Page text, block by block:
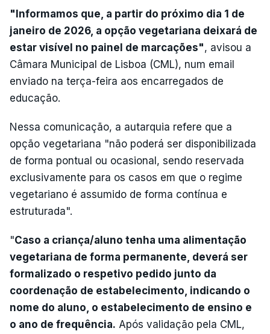
"Informamos que, a partir do próximo dia 1 de
janeiro de 2026, a opção vegetariana deixará de
estar visível no painel de marcações", avisou a
Câmara Municipal de Lisboa (CML), num email
enviado na terça-feira aos encarregados de
educação.
Nessa comunicação, a autarquia refere que a
opção vegetariana "não poderá ser disponibilizada
de forma pontual ou ocasional, sendo reservada
exclusivamente para os casos em que o regime
vegetariano é assumido de forma contínua e
estruturada".
"Caso a criança/aluno tenha uma alimentação
vegetariana de forma permanente, deverá ser
formalizado o respetivo pedido junto da
coordenação de estabelecimento, indicando o
nome do aluno, o estabelecimento de ensino e
o ano de frequência. Após validação pela CML,